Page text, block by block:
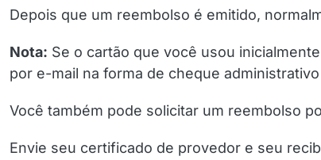
Depois que um reembolso é emitido,
Nota: Se o cartão que você usou
por e-mail na forma de cheque
Você também pode solicitar um reembolso
Envie seu certificado de provedor e seu